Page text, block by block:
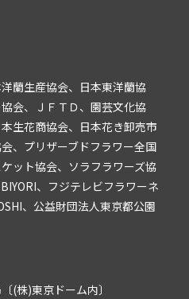
蘭生産協会、日本東洋蘭協
会、ＪＦＴＤ、園芸文化協
生花商協会、日本花き卸売市
、プリザーブドフラワー全国
ット協会、ソラフラワーズ協
、フジテレビフラワーネ
、公益財団法人東京都公園
(株)東京ドーム内〕